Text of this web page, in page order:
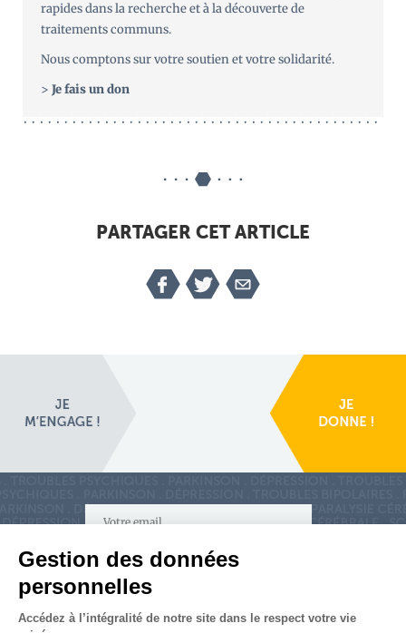
rapides dans la recherche et à la découverte de
traitements communs.
Nous comptons sur votre soutien et votre solidarité.
> Je fais un don
PARTAGER CET ARTICLE
S'inscrire à la newsletter
les réseaux sociaux